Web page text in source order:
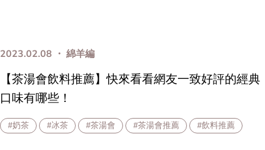
2023.02.08 ・ 綿羊編
【茶湯會飲料推薦】快來看看網友一致好評的經典
口味有哪些！
#奶茶 #冰茶 #茶湯會 #茶湯會推薦 #飲料推薦